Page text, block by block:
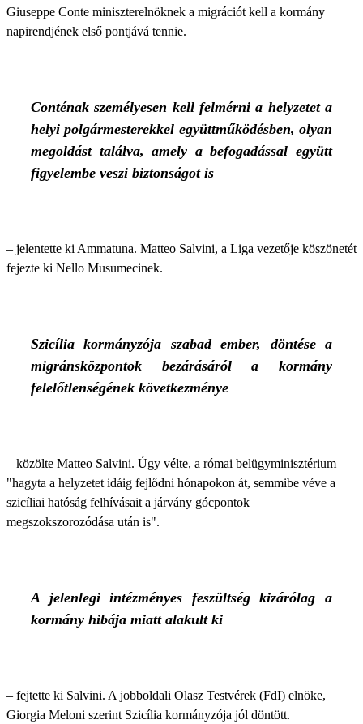
Giuseppe Conte miniszterelnöknek a migrációt kell a kormány
napirendjének első pontjává tennie.
Conténak személyesen kell felmérni a helyzetet a
helyi polgármesterekkel együttműködésben, olyan
megoldást találva, amely a befogadással együtt
figyelembe veszi biztonságot is
– jelentette ki Ammatuna. Matteo Salvini, a Liga vezetője köszönetét
fejezte ki Nello Musumecinek.
Szicília kormányzója szabad ember, döntése a
migránsközpontok bezárásáról a kormány
felelőtlenségének következménye
– közölte Matteo Salvini. Úgy vélte, a római belügyminisztérium
"hagyta a helyzetet idáig fejlődni hónapokon át, semmibe véve a
szicíliai hatóság felhívásait a járvány gócpontok
megszokszorozódása után is".
A jelenlegi intézményes feszültség kizárólag a
kormány hibája miatt alakult ki
– fejtette ki Salvini. A jobboldali Olasz Testvérek (FdI) elnöke,
Giorgia Meloni szerint Szicília kormányzója jól döntött.